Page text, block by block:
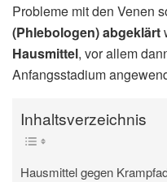
Probleme mit den Venen
(Phlebologen) abgeklärt
Hausmittel, vor allem
Anfangsstadium
Inhaltsverzeichnis
Hausmittel gegen